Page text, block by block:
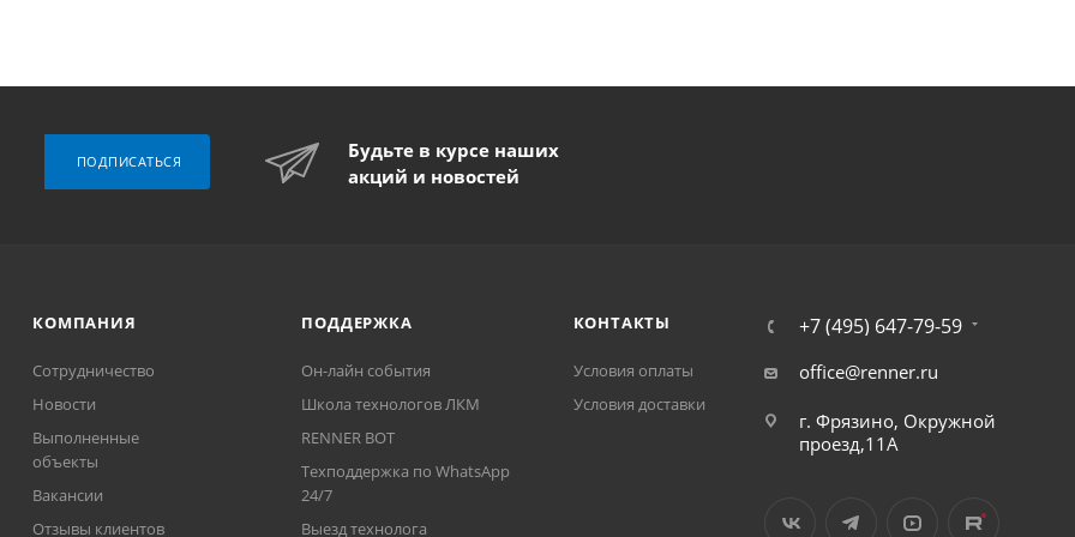
Будьте в курсе наших
акций и новостей
ПОДПИСАТЬСЯ
КОМПАНИЯ
Сотрудничество
Новости
Выполненные
объекты
Вакансии
Отзывы клиентов
ПОДДЕРЖКА
Он-лайн события
Школа технологов ЛКМ
RENNER BOT
Техподдержка по WhatsApp
24/7
Выезд технолога
КОНТАКТЫ
Условия оплаты
Условия доставки
+7 (495) 647-79-59
office@renner.ru
г. Фрязино, Окружной
проезд,11А